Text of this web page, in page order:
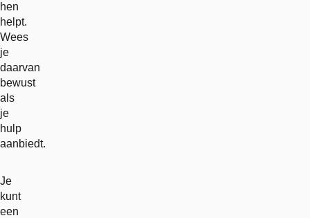
hen
helpt.
Wees
je
daarvan
bewust
als
je
hulp
aanbiedt.
Je
kunt
een